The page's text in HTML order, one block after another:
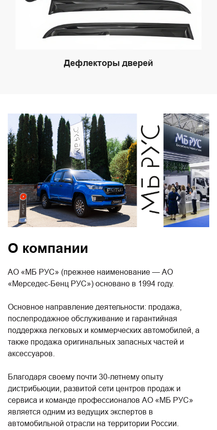
Дефлекторы дверей
О компании
АО «МБ РУС» (прежнее наименование — AO
«Мерседес-Бенц PУC») основано в 1994 году.
Основное направление деятельности: продажа,
послепродажное обслуживание и гарантийная
поддержка легковых и коммерческих автомобилей, а
также продажа оригинальных запасных частей и
аксессуаров.
Благодаря своему почти 30-летнему опыту
дистрибьюции, развитой сети центров продаж и
сервиса и команде профессионалов АО «МБ РУС»
является одним из ведущих экспертов в
автомобильной отрасли на территории России.